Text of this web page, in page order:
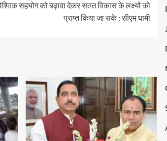
सहयोग को बढ़ावा देकर सतत विकास के लक्ष्यों को
प्राप्त किया जा सके : सीएम धामी